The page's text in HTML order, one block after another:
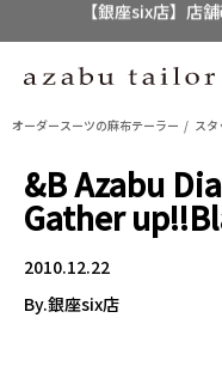
【店舗限定
8/12~8/
オーダースーツの麻布テーラー ス
&B Azabu
Gather
2010.12.22
By.銀座six店